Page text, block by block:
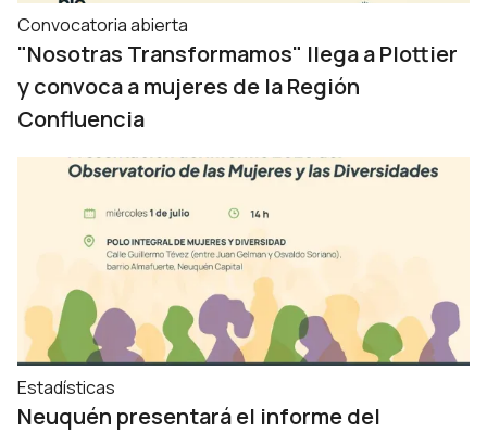
Convocatoria abierta
"Nosotras Transformamos" llega a Plottier
y convoca a mujeres de la Región
Confluencia
Estadísticas
Neuquén presentará el informe del